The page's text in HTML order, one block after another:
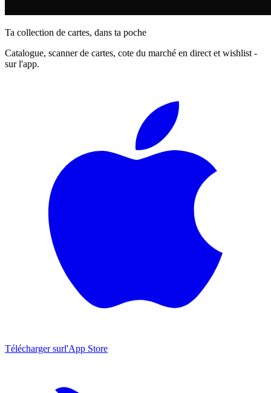
Ta collection de cartes, dans ta poche
Catalogue, scanner de cartes, cote du marché en direct et wishlist -
sur l'app.
Télécharger surl'App Store